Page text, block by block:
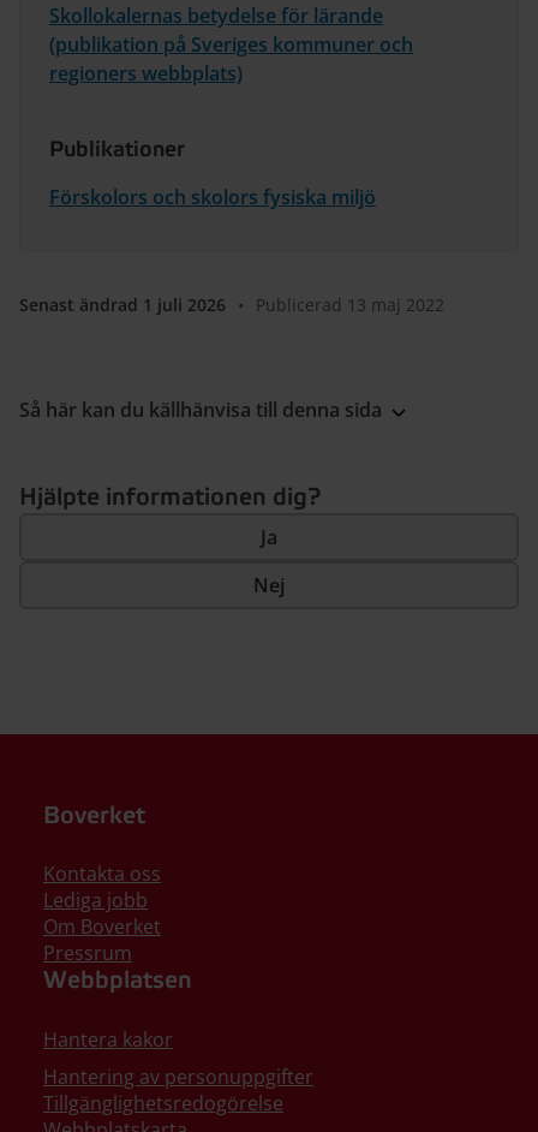
Skollokalernas betydelse för lärande
(publikation på Sveriges kommuner och
regioners webbplats)
Publikationer
Förskolors och skolors fysiska miljö
Senast ändrad 1 juli 2026 • Publicerad 13 maj 2022
Så här kan du källhänvisa till denna sida
Hjälpte informationen dig?
Ja
Nej
Boverket
Kontakta oss
Lediga jobb
Om Boverket
Pressrum
Webbplatsen
Hantera kakor
Hantering av personuppgifter
Tillgänglighetsredogörelse